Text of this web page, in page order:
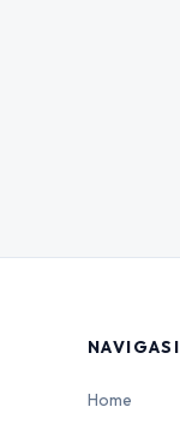
NAVIGASI
Home